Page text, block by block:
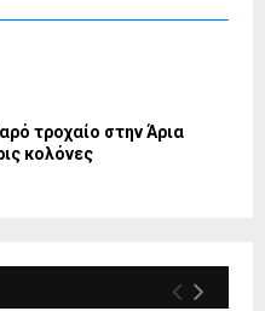
τροχαίο στην Άρια
κολόνες